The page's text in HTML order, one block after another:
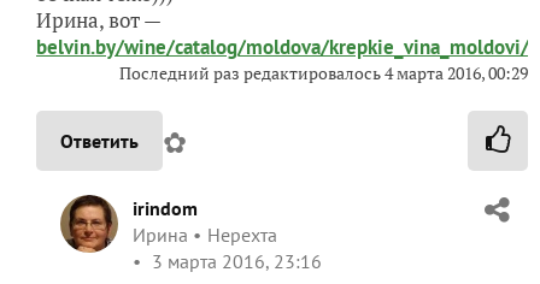
Ирина, вот —
belvin.by/wine/catalog/moldova/krepkie_vina_moldovi/
Последний раз редактировалось4 марта 2016, 00:29
Ответить ✿
irindom
Ирина
Нерехта
3 марта 2016, 23:16